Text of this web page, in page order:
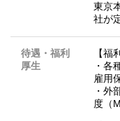
東京
社が
待遇・福利
厚生
【福
・各
雇用
・外
度（